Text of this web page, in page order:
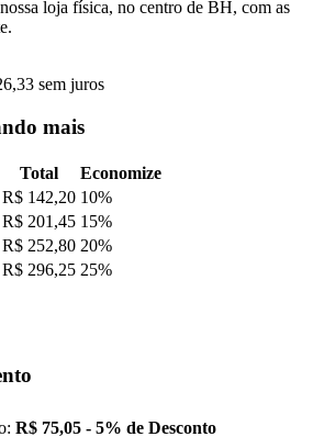
loja física, no centro de BH, com as
sem juros
mais
Total
Economize
R$ 142,20 10%
R$ 201,45 15%
R$ 252,80 20%
R$ 296,25 25%
R$ 75,05 - 5% de Desconto